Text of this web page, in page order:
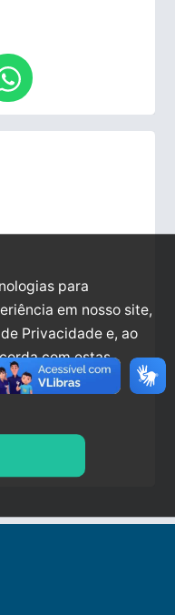
para
em nosso site,
Privacidade e, ao
com estas